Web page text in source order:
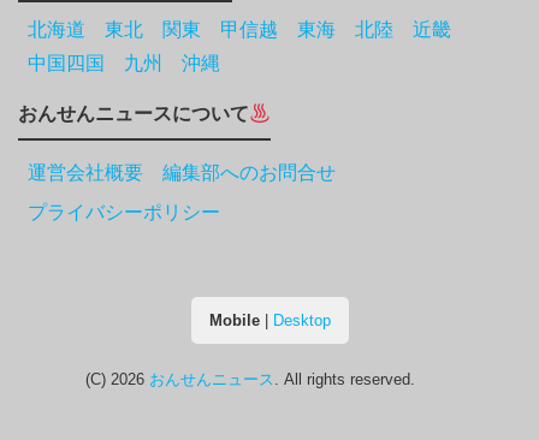
北海道 東北 関東 甲信越 東海 北陸
近畿
中国四国
九州 沖縄
おんせんニュースについて
運営会社概要 編集部へのお問合せ
プライバシーポリシー
Mobile| Desktop
(C) 2026 おんせんニュース . All rights reserved.